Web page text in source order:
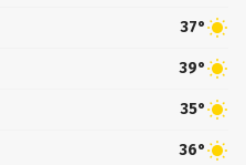
37°
39°
35°
36°